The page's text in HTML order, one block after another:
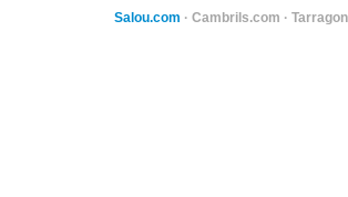
Salou.com · Cambrils.com ·